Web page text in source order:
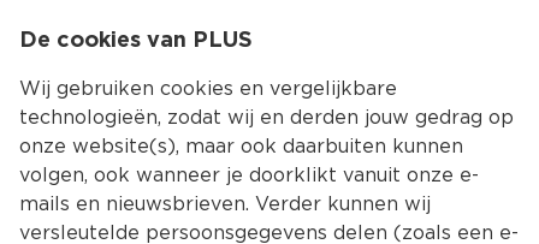
Kies jouw
De cookies van PLUS
Wij gebruiken cookies en vergelijkbare
technologieën, zodat wij en derden jouw gedrag op
onze website(s), maar ook daarbuiten kunnen
volgen, ook wanneer je doorklikt vanuit onze e-
mails en nieuwsbrieven. Verder kunnen wij
versleutelde persoonsgegevens delen (zoals een e-